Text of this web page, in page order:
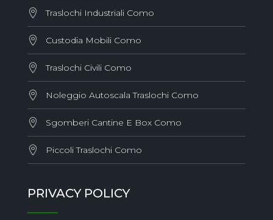
Traslochi Industriali Como
Custodia Mobili Como
Traslochi Civili Como
Noleggio Autoscala Traslochi Como
Sgomberi Cantine E Box Como
Piccoli Traslochi Como
PRIVACY POLICY